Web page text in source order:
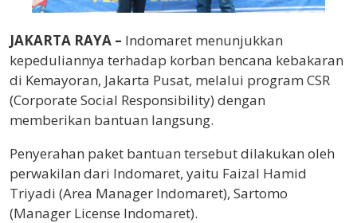
JAKARTA RAYA – Indomaret menunjukkan
kepeduliannya terhadap korban bencana kebakaran
di Kemayoran, Jakarta Pusat, melalui program CSR
(Corporate Social Responsibility) dengan
memberikan bantuan langsung.
Penyerahan paket bantuan tersebut dilakukan oleh
perwakilan dari Indomaret, yaitu Faizal Hamid
Triyadi (Area Manager Indomaret), Sartomo
(Manager License Indomaret).